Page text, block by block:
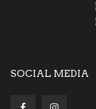
SOCIAL MEDIA